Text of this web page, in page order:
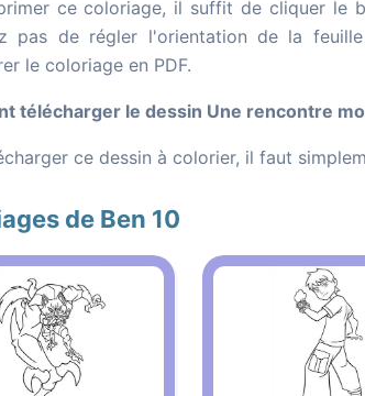
ce coloriage, il suffit de cliquer le
pas de régler l'orientation de la
le coloriage en PDF.
télécharger le dessin Une rencontre
ce dessin à colorier, il faut
de Ben 10